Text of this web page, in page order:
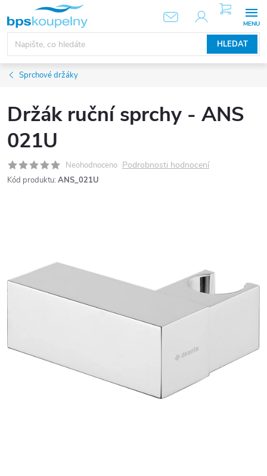
obsah
HLEDAT
NÁKUPNÍ
KOŠÍK
Sprchové držáky
Držák ruční sprchy - ANS
021U
Neohodnoceno Podrobnosti hodnocení
Kód produktu: ANS_021U